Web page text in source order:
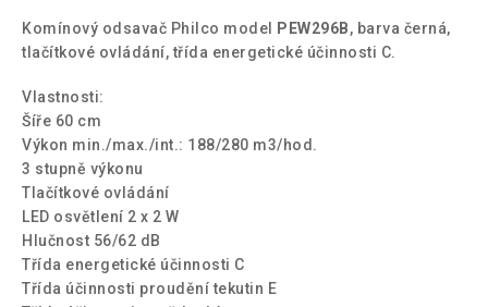
Komínový odsavač Philco model PEW296B, barva černá,
tlačítkové ovládání, třída energetické účinnosti C.
Vlastnosti:
Šíře 60 cm
Výkon min./max./int.: 188/280 m3/hod.
3 stupně výkonu
Tlačítkové ovládání
LED osvětlení 2 x 2 W
Hlučnost 56/62 dB
Třída energetické účinnosti C
Třída účinnosti proudění tekutin E